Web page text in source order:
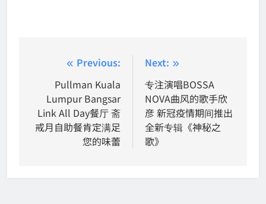
navigation
Previous:
Pullman Kuala
Lumpur Bangsar
Link All Day餐厅 斋
戒月自助餐肯定满足
您的味蕾
Next:
专注演唱BOSSA
NOVA曲风的歌手欣
彦 新冠疫情期间推出
全新专辑《神秘之
歌》